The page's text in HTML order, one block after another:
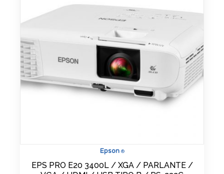
Epson®
EPS PRO E20 3400L / XGA / PARLANTE /